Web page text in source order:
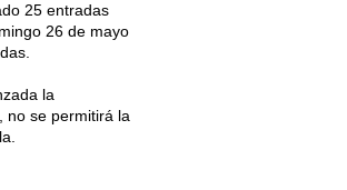
25 entradas
26 de mayo
la
no se permitirá la